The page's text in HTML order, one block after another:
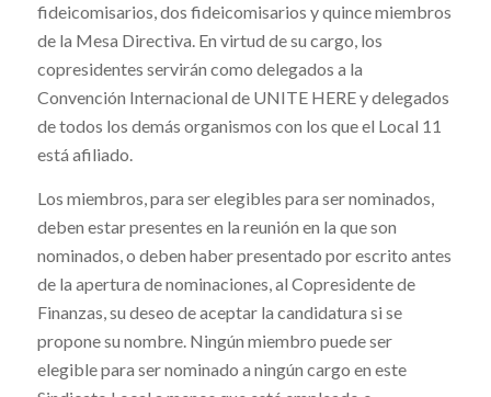
fideicomisarios, dos fideicomisarios y quince miembros
de la Mesa Directiva. En virtud de su cargo, los
copresidentes servirán como delegados a la
Convención Internacional de UNITE HERE y delegados
de todos los demás organismos con los que el Local 11
está afiliado.
Los miembros, para ser elegibles para ser nominados,
deben estar presentes en la reunión en la que son
nominados, o deben haber presentado por escrito antes
de la apertura de nominaciones, al Copresidente de
Finanzas, su deseo de aceptar la candidatura si se
propone su nombre. Ningún miembro puede ser
elegible para ser nominado a ningún cargo en este